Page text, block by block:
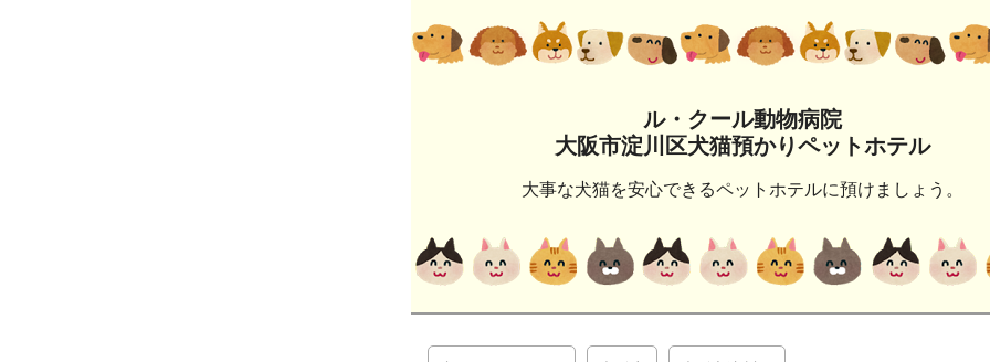
ル・クール動物病院
大阪市淀川区犬猫預かりペットホテル
大事な犬猫を安心できるペットホテルに預けましょう。